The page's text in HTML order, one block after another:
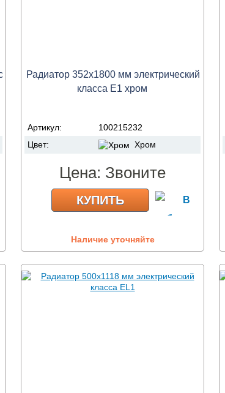
Радиатор 352х1800 мм электрический
класса Е1 хром
Артикул:
100215232
Цвет:
Хром
Цена: Звоните
КУПИТЬ
Наличие уточняйте